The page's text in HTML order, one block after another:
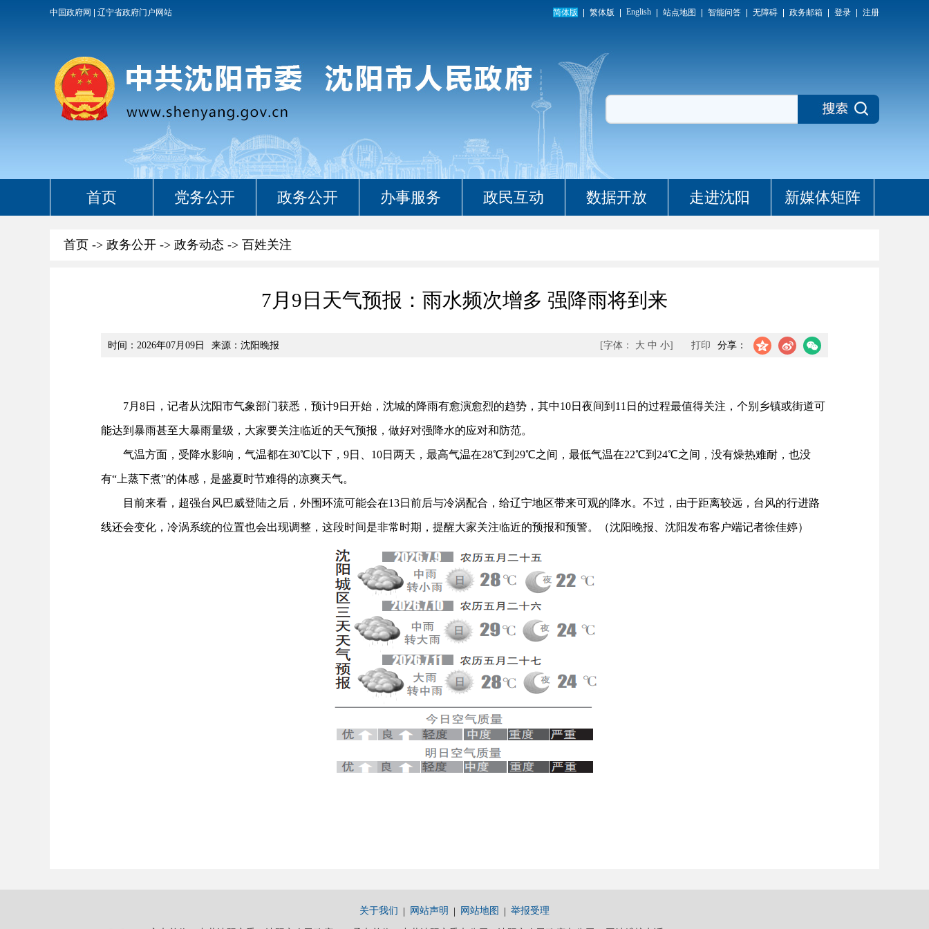
中国政府网 辽宁省政府门户网站 简体版 繁体版 English 站点地图 智能问答 无障碍 政务邮箱 登录 注册
首页 党务公开 政务公开 办事服务 政民互动 数据开放 走进沈阳 新媒体矩阵
首页 -> 政务公开 -> 政务动态 -> 百姓关注
7月9日天气预报：雨水频次增多 强降雨将到来
时间：2026年07月09日 来源：沈阳晚报 分享：
[字体： 大 中 小] 打印
7月8日，记者从沈阳市气象部门获悉，预计9日开始，沈城的降雨有愈演愈烈的趋势，其中10日夜间到11日的过程最值得关注，个别乡镇或街道可
能达到暴雨甚至大暴雨量级，大家要关注临近的天气预报，做好对强降水的应对和防范。
气温方面，受降水影响，气温都在30℃以下，9日、10日两天，最高气温在28℃到29℃之间，最低气温在22℃到24℃之间，没有燥热难耐，也没
有“上蒸下煮”的体感，是盛夏时节难得的凉爽天气。
目前来看，超强台风巴威登陆之后，外围环流可能会在13日前后与冷涡配合，给辽宁地区带来可观的降水。不过，由于距离较远，台风的行进路
线还会变化，冷涡系统的位置也会出现调整，这段时间是非常时期，提醒大家关注临近的预报和预警。 （沈阳晚报、沈阳发布客户端记者徐佳婷）
关于我们 网站声明 网站地图 举报受理